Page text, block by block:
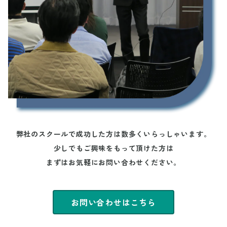
弊社のスクールで成功した方は数多くいらっしゃいます。
少しでもご興味をもって頂けた方は
まずはお気軽にお問い合わせください。
お問い合わせはこちら